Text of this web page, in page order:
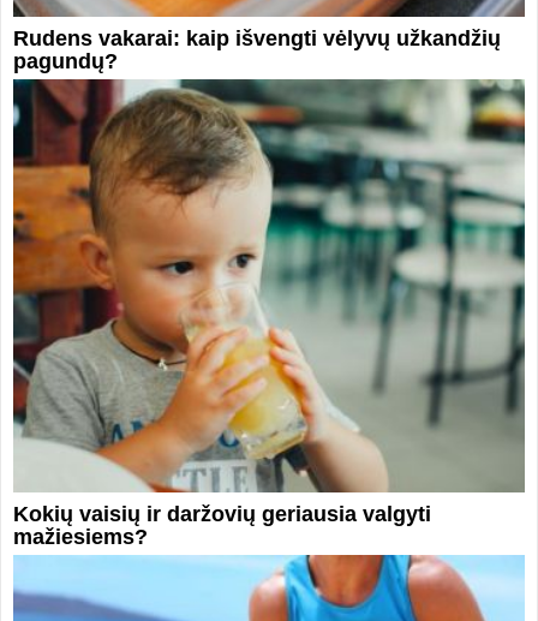
Rudens vakarai: kaip išvengti vėlyvų užkandžių
pagundų?
Kokių vaisių ir daržovių geriausia valgyti
mažiesiems?